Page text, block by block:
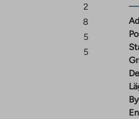
att producera
golvkylning. Platsen
tilldelas projekt som
med tunnelbana och
2
8
5
5